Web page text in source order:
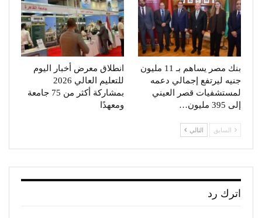
بنك مصر يساهم بـ 11 مليون
جنيه ليرتفع إجمالي دعمه
لمستشفيات قصر العيني
إلى 395 مليون…
انطلاق معرض أخبار اليوم
للتعليم العالي 2026
بمشاركة أكثر من 75 جامعة
ومعهدًا
السابق التالي
اترك رد